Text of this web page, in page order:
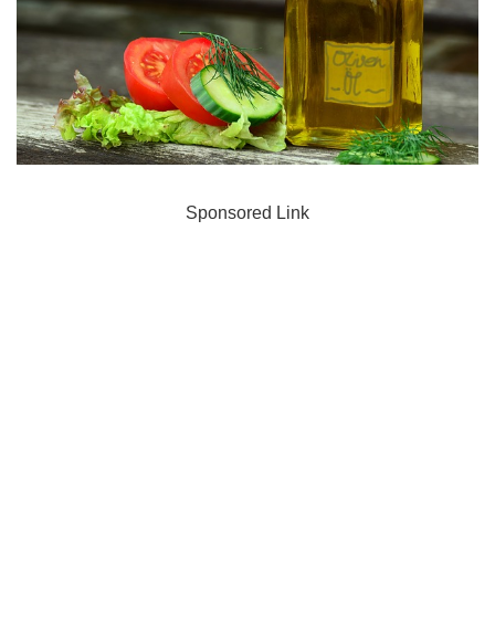
Sponsored Link